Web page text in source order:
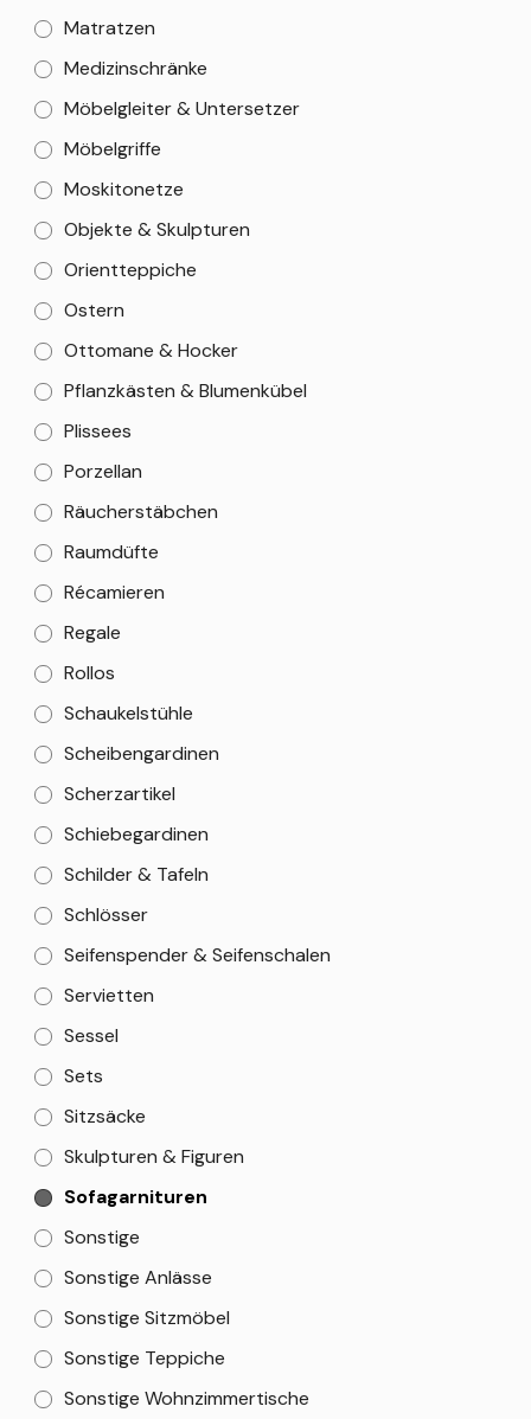
Matratzen
Medizinschränke
Möbelgleiter & Untersetzer
Möbelgriffe
Moskitonetze
Objekte & Skulpturen
Orientteppiche
Ostern
Ottomane & Hocker
Pflanzkästen & Blumenkübel
Plissees
Porzellan
Räucherstäbchen
Raumdüfte
Récamieren
Regale
Rollos
Schaukelstühle
Scheibengardinen
Scherzartikel
Schiebegardinen
Schilder & Tafeln
Schlösser
Seifenspender & Seifenschalen
Servietten
Sessel
Sets
Sitzsäcke
Skulpturen & Figuren
Sofagarnituren
Sonstige
Sonstige Anlässe
Sonstige Sitzmöbel
Sonstige Teppiche
Sonstige Wohnzimmertische